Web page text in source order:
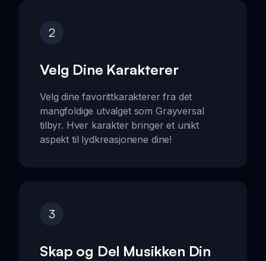
2
Velg Dine Karakterer
Velg dine favorittkarakterer fra det
mangfoldige utvalget som Grayversal
tilbyr. Hver karakter bringer et unikt
aspekt til lydkreasjonene dine!
3
Skap og Del Musikken Din